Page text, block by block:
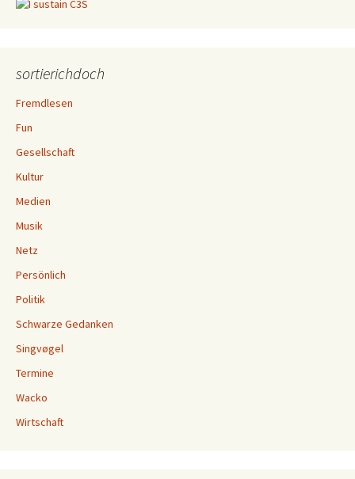
sortierichdoch
Fremdlesen
Fun
Gesellschaft
Kultur
Medien
Musik
Netz
Persönlich
Politik
Schwarze Gedanken
Singvøgel
Termine
Wacko
Wirtschaft